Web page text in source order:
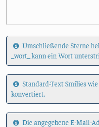
Umschließende Sterne
_wort_ kann ein Wort
Standard-Text Smilies
konvertiert.
Die angegebene E-Mail-